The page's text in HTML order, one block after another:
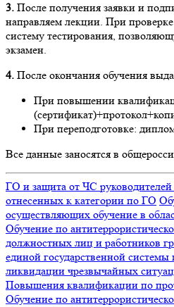
3. После получения заявки и
направляем лекции. При
систему тестирования,
экзамен.
4. После окончания обучения
При повышении
При переподготовке:
Все данные заносятся в
ГО и защита от ЧС
отнесенных к категории по ГО
осуществляющих обучение в
Обучение по
должностных лиц и работников
единой государственной
ликвидации чрезвычайных
Повышения квалификации по
Обучение по